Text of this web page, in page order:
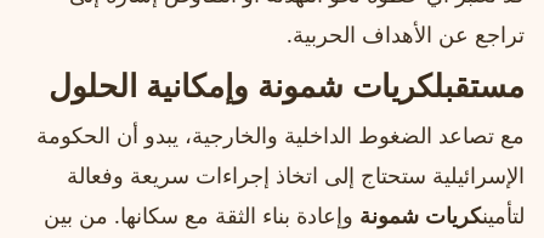
تراجع عن الأهداف الحربية.
مستقبلكريات شمونة وإمكانية الحلول
مع تصاعد الضغوط الداخلية والخارجية، يبدو أن الحكومة
الإسرائيلية ستحتاج إلى اتخاذ إجراءات سريعة وفعالة
لتأمينكريات شمونة وإعادة بناء الثقة مع سكانها. من بين